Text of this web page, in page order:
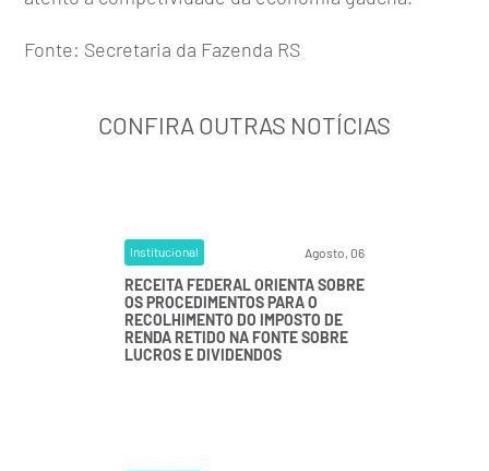
Fonte: Secretaria da Fazenda RS
CONFIRA OUTRAS NOTÍCIAS
Institucional Agosto, 06
RECEITA FEDERAL ORIENTA SOBRE
OS PROCEDIMENTOS PARA O
RECOLHIMENTO DO IMPOSTO DE
RENDA RETIDO NA FONTE SOBRE
LUCROS E DIVIDENDOS